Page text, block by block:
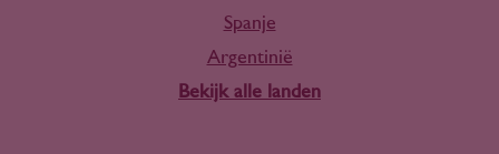
Spanje
Argentinië
Bekijk alle landen